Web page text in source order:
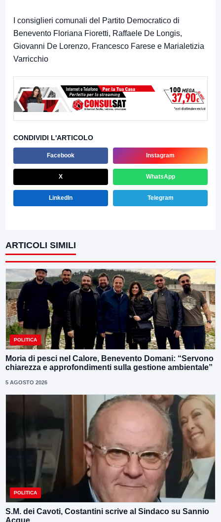
I consiglieri comunali del Partito Democratico di
Benevento Floriana Fioretti, Raffaele De Longis,
Giovanni De Lorenzo, Francesco Farese e Marialetizia
Varricchio
CONDIVIDI L'ARTICOLO
Facebook Instagram
X WhatsApp
LinkedIn Telegram
ARTICOLI SIMILI
POLITICA
Moria di pesci nel Calore, Benevento Domani: “Servono
chiarezza e approfondimenti sulla gestione ambientale”
5 AGOSTO 2026
POLITICA
S.M. dei Cavoti, Costantini scrive al Sindaco su Sannio